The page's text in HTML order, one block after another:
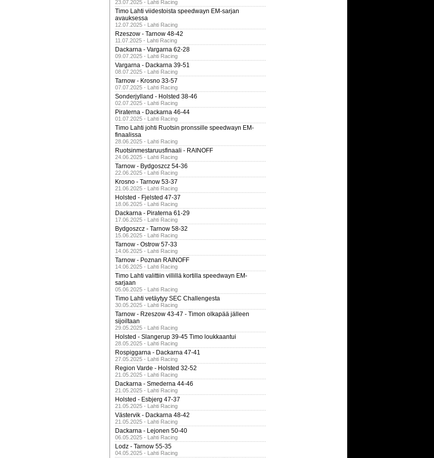
23.07.2025 - Lahti Racing
Timo Lahti viidestoista speedwayn EM-sarjan
avauksessa
12.07.2025 - Lahti Racing
Rzeszow - Tarnow 48-42
11.07.2025 - Lahti Racing
Dackarna - Vargarna 62-28
09.07.2025 - Lahti Racing
Vargarna - Dackarna 39-51
08.07.2025 - Lahti Racing
Tarnow - Krosno 33-57
07.07.2025 - Lahti Racing
Sonderjylland - Holsted 38-46
02.07.2025 - Lahti Racing
Piraterna - Dackarna 46-44
01.07.2025 - Lahti Racing
Timo Lahti johti Ruotsin pronssille speedwayn EM-
finaalissa
28.06.2025 - Lahti Racing
Ruotsinmestaruusfinaali - RAINOFF
24.06.2025 - Lahti Racing
Tarnow - Bydgoszcz 54-36
22.06.2025 - Lahti Racing
Krosno - Tarnow 53-37
21.06.2025 - Lahti Racing
Holsted - Fjelsted 47-37
18.06.2025 - Lahti Racing
Dackarna - Piraterna 61-29
17.06.2025 - Lahti Racing
Bydgoszcz - Tarnow 58-32
15.06.2025 - Lahti Racing
Tarnow - Ostrow 57-33
14.06.2025 - Lahti Racing
Tarnow - Poznan RAINOFF
14.06.2025 - Lahti Racing
Timo Lahti valittiin villillä kortilla speedwayn EM-
sarjaan
05.06.2025 - Lahti Racing
Timo Lahti vetäytyy SEC Challengesta
30.05.2025 - Lahti Racing
Tarnow - Rzeszow 43-47 - Timon olkapää jälleen
sijoiltaan
29.05.2025 - Lahti Racing
Holsted - Slangerup 39-45 Timo loukkaantui
28.05.2025 - Lahti Racing
Rospiggarna - Dackarna 47-41
27.05.2025 - Lahti Racing
Region Varde - Holsted 32-52
21.05.2025 - Lahti Racing
Dackarna - Smederna 44-46
21.05.2025 - Lahti Racing
Holsted - Esbjerg 47-37
21.05.2025 - Lahti Racing
Västervik - Dackarna 48-42
21.05.2025 - Lahti Racing
Dackarna - Lejonen 50-40
06.05.2025 - Lahti Racing
Lodz - Tarnow 55-35
04.05.2025 - Lahti Racing